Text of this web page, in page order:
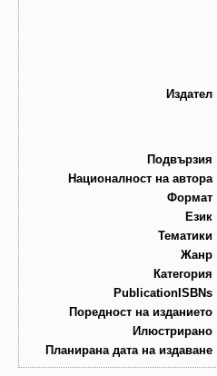
Издател
Подвързия
Националност на автора
Формат
Език
Тематики
Жанр
Категория
PublicationISBNs
Поредност на изданието
Илюстрирано
Планирана дата на издаване